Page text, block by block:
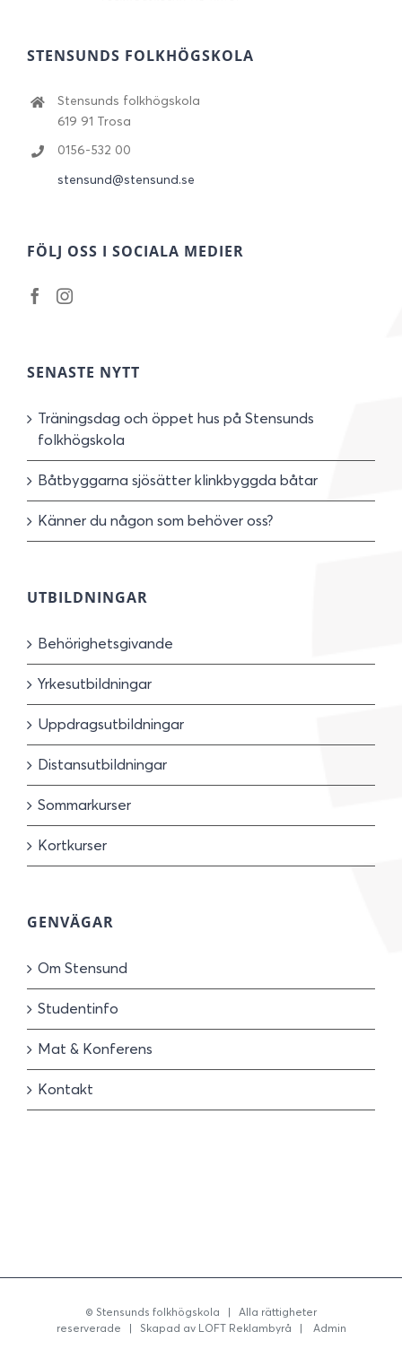
STENSUNDS FOLKHÖGSKOLA
Stensunds folkhögskola
619 91 Trosa
0156-532 00
stensund@stensund.se
FÖLJ OSS I SOCIALA MEDIER
SENASTE NYTT
Träningsdag och öppet hus på Stensunds
folkhögskola
Båtbyggarna sjösätter klinkbyggda båtar
Känner du någon som behöver oss?
UTBILDNINGAR
Behörighetsgivande
Yrkesutbildningar
Uppdragsutbildningar
Distansutbildningar
Sommarkurser
Kortkurser
GENVÄGAR
Om Stensund
Studentinfo
Mat & Konferens
Kontakt
© Stensunds folkhögskola | Alla rättigheter
reserverade | Skapad av LOFT Reklambyrå Admin